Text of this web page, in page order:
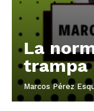
La
trampa
Marcos Pérez